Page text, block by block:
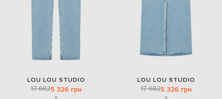
LOU LOU STUDIO
17 6825 326 грн
LOU LOU STUDIO
17 6825 326 грн